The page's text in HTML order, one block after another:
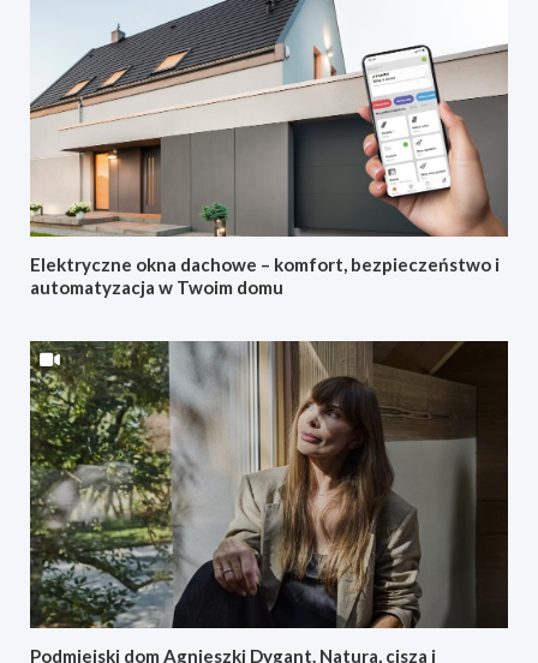
Elektryczne okna dachowe – komfort, bezpieczeństwo i
automatyzacja w Twoim domu
Podmiejski dom Agnieszki Dygant. Natura, cisza i